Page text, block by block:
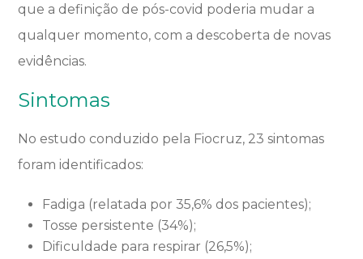
que a definição de pós-covid poderia mudar a
qualquer momento, com a descoberta de novas
evidências.
Sintomas
No estudo conduzido pela Fiocruz, 23 sintomas
foram identificados:
Fadiga (relatada por 35,6% dos pacientes);
Tosse persistente (34%);
Dificuldade para respirar (26,5%);